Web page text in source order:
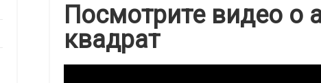
Посмотрите видео о
квадрат